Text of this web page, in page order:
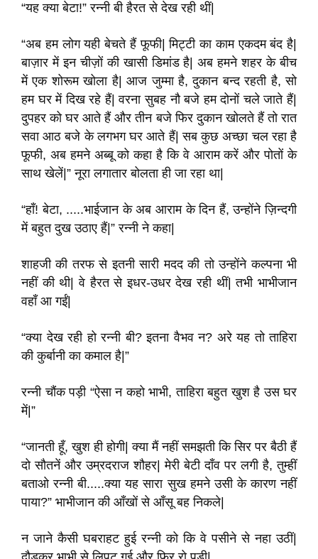
“यह क्या बेटा!” रन्नी बी हैरत से देख रही थीं|
“अब हम लोग यही बेचते हैं फूफी| मिट्टी का काम एकदम बंद है|
बाज़ार में इन चीज़ों की खासी डिमांड है| अब हमने शहर के बीच
में एक शोरूम खोला है| आज जुम्मा है, दुकान बन्द रहती है, सो
हम घर में दिख रहे हैं| वरना सुबह नौ बजे हम दोनों चले जाते हैं|
दुपहर को घर आते हैं और तीन बजे फिर दुकान खोलते हैं तो रात
सवा आठ बजे के लगभग घर आते हैं| सब कुछ अच्छा चल रहा है
फूफी, अब हमने अब्बू को कहा है कि वे आराम करें और पोतों के
साथ खेलें|” नूरा लगातार बोलता ही जा रहा था|
“हाँ! बेटा, .....भाईजान के अब आराम के दिन हैं, उन्होंने ज़िन्दगी
में बहुत दुख उठाए हैं|” रन्नी ने कहा|
शाहजी की तरफ से इतनी सारी मदद की तो उन्होंने कल्पना भी
नहीं की थी| वे हैरत से इधर-उधर देख रही थीं| तभी भाभीजान
वहाँ आ गईं|
“क्या देख रही हो रन्नी बी? इतना वैभव न? अरे यह तो ताहिरा
की कुर्बानी का कमाल है|”
रन्नी चौंक पड़ी “ऐसा न कहो भाभी, ताहिरा बहुत खुश है उस घर
में|”
“जानती हूँ, खुश ही होगी| क्या मैं नहीं समझती कि सिर पर बैठी हैं
दो सौतनें और उम्रदराज शौहर| मेरी बेटी दाँव पर लगी है, तुम्हीं
बताओ रन्नी बी.....क्या यह सारा सुख हमने उसी के कारण नहीं
पाया?” भाभीजान की आँखों से आँसू बह निकले|
न जाने कैसी घबराहट हुई रन्नी को कि वे पसीने से नहा उठीं|